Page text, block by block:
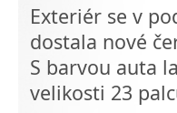
Exteriér se v
dostala nové
S barvou auta
velikosti 23